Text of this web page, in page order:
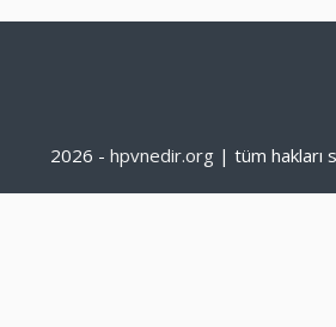
2026 - hpvnedir.org | tüm hakları